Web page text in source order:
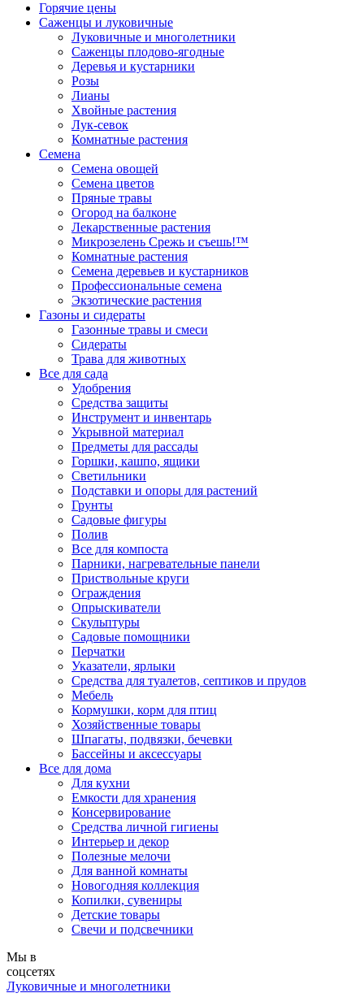
Горячие цены
Саженцы и луковичные
Луковичные и многолетники
Саженцы плодово-ягодные
Деревья и кустарники
Розы
Лианы
Хвойные растения
Лук-севок
Комнатные растения
Семена
Семена овощей
Семена цветов
Пряные травы
Огород на балконе
Лекарственные растения
Микрозелень Срежь и съешь!™
Комнатные растения
Семена деревьев и кустарников
Профессиональные семена
Экзотические растения
Газоны и сидераты
Газонные травы и смеси
Сидераты
Трава для животных
Все для сада
Удобрения
Средства защиты
Инструмент и инвентарь
Укрывной материал
Предметы для рассады
Горшки, кашпо, ящики
Светильники
Подставки и опоры для растений
Грунты
Садовые фигуры
Полив
Все для компоста
Парники, нагревательные панели
Приствольные круги
Ограждения
Опрыскиватели
Скульптуры
Садовые помощники
Перчатки
Указатели, ярлыки
Средства для туалетов, септиков и прудов
Мебель
Кормушки, корм для птиц
Хозяйственные товары
Шпагаты, подвязки, бечевки
Бассейны и аксессуары
Все для дома
Для кухни
Емкости для хранения
Консервирование
Средства личной гигиены
Интерьер и декор
Полезные мелочи
Для ванной комнаты
Новогодняя коллекция
Копилки, сувениры
Детские товары
Свечи и подсвечники
Мы в
соцсетях
Луковичные и многолетники